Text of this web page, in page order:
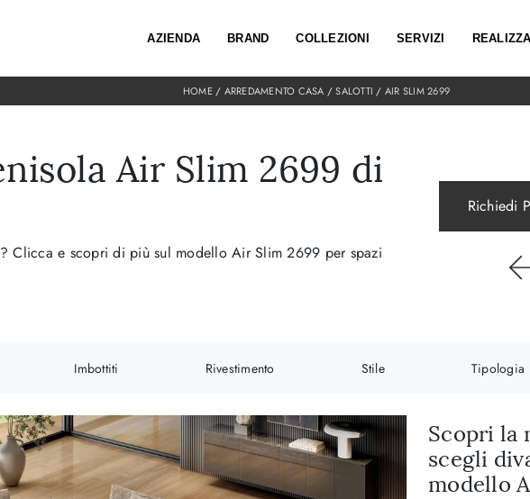
AZIENDA BRAND COLLEZIONI SERVIZI
HOME/ ARREDAMENTO CASA /SALOTTI / AIR SLIM 2699
Air Slim 2699 di
Clicca e scopri di più sul modello Air Slim 2699 per spazi
Richiedi
Imbottiti Rivestimento Stile Tipologia
Scopri la
scegli
modello